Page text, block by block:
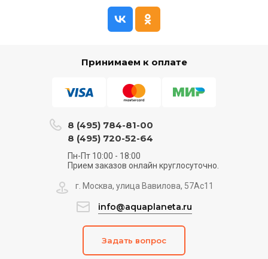
Принимаем к оплате
8 (495) 784-81-00
8 (495) 720-52-64
Пн-Пт 10:00 - 18:00
Прием заказов онлайн круглосуточно.
г. Москва, улица Вавилова, 57Ас11
info@aquaplaneta.ru
Задать вопрос